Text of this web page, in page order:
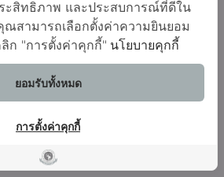
CMU All rights reserved.|ผังเว็บไซต์
ระสิทธิภาพ และประสบการณ์ที่ดีใน
ณสามารถเลือกตั้งค่าความยินยอม
ก "การตั้งค่าคุกกี้" นโยบายคุกกี้
ยอมรับทั้งหมด
การตั้งค่าคุกกี้